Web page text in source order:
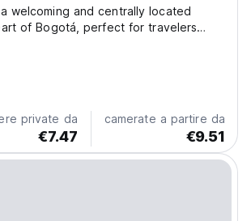
welcoming and centrally located
of Bogotá, perfect for travelers
the cultural and historical richness of
Situated just a short walk from major
private da
€7.47
camerate a partire da
€9.51